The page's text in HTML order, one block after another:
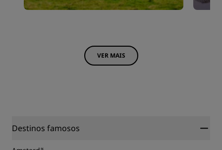
VER MAIS
Destinos famosos